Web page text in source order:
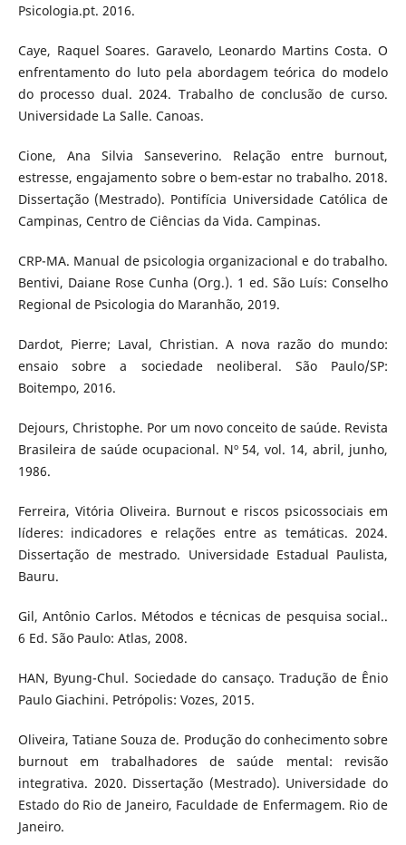
Psicologia.pt. 2016.
Caye, Raquel Soares. Garavelo, Leonardo Martins Costa. O
enfrentamento do luto pela abordagem teórica do modelo
do processo dual. 2024. Trabalho de conclusão de curso.
Universidade La Salle. Canoas.
Cione, Ana Silvia Sanseverino. Relação entre burnout,
estresse, engajamento sobre o bem-estar no trabalho. 2018.
Dissertação (Mestrado). Pontifícia Universidade Católica de
Campinas, Centro de Ciências da Vida. Campinas.
CRP-MA. Manual de psicologia organizacional e do trabalho.
Bentivi, Daiane Rose Cunha (Org.). 1 ed. São Luís: Conselho
Regional de Psicologia do Maranhão, 2019.
Dardot, Pierre; Laval, Christian. A nova razão do mundo:
ensaio sobre a sociedade neoliberal. São Paulo/SP:
Boitempo, 2016.
Dejours, Christophe. Por um novo conceito de saúde. Revista
Brasileira de saúde ocupacional. Nº 54, vol. 14, abril, junho,
1986.
Ferreira, Vitória Oliveira. Burnout e riscos psicossociais em
líderes: indicadores e relações entre as temáticas. 2024.
Dissertação de mestrado. Universidade Estadual Paulista,
Bauru.
Gil, Antônio Carlos. Métodos e técnicas de pesquisa social..
6 Ed. São Paulo: Atlas, 2008.
HAN, Byung-Chul. Sociedade do cansaço. Tradução de Ênio
Paulo Giachini. Petrópolis: Vozes, 2015.
Oliveira, Tatiane Souza de. Produção do conhecimento sobre
burnout em trabalhadores de saúde mental: revisão
integrativa. 2020. Dissertação (Mestrado). Universidade do
Estado do Rio de Janeiro, Faculdade de Enfermagem. Rio de
Janeiro.